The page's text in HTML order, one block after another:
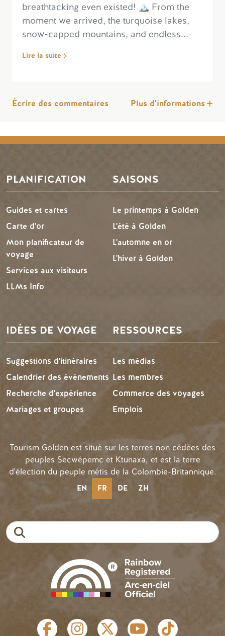
breathtacking even existed! 🏔️ From the
moment we arrived, the turquoise lakes,
snow-capped mountains, and endless...
Lire la suite
Écrire des commentaires Plus d'informations
PLANIFICATION
Guides et cartes
Carte d'or
Mon planificateur de
voyage
Services aux visiteurs
LLMs Info
SAISONS
Le printemps à Golden
L'été à Golden
L'automne en or
L'hiver à Golden
IDÉES DE VOYAGE
Suggestions d'itinéraires
Calendrier des événements
Recherche d'expérience
Mariages et groupes
RESSOURCES
Les médias
Les membres
Commerce des voyages
Emplois
Tourism Golden est situé sur les terres non cédées des
peuples Secwépemc et Ktunaxa, et est la terre
d'élection du peuple métis de la Colombie-Britannique.
EN FR DE ZH
LIENS SOCIAUX